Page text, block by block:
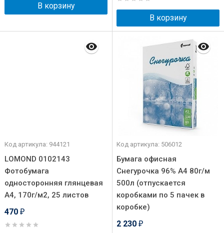
В корзину
В корзину
Код артикула: 944121
LOMOND 0102143
Фотобумага
односторонняя глянцевая
А4, 170г/м2, 25 листов
470 ₽
Код артикула: 506012
Бумага офисная
Снегурочка 96% А4 80г/м
500л (отпускается
коробками по 5 пачек в
коробке)
2 230 ₽